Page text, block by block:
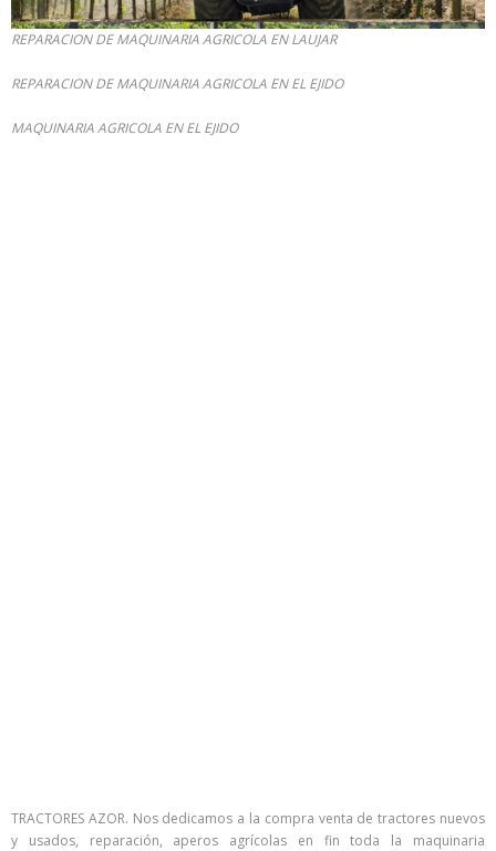
REPARACION DE MAQUINARIA AGRICOLA EN LAUJAR
REPARACION DE MAQUINARIA AGRICOLA EN EL EJIDO
MAQUINARIA AGRICOLA EN EL EJIDO
TRACTORES AZOR. Nos dedicamos a la compra venta de tractores nuevos
y usados, reparación, aperos agrícolas en fin toda la maquinaria